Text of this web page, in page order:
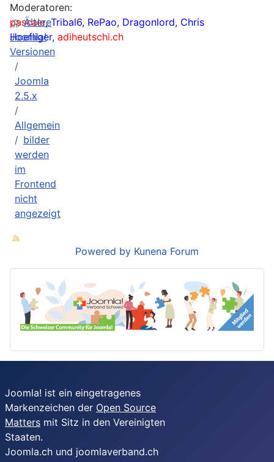
Moderatoren:
pascale,Tribal6, RePao, Dragonlord, Chris
Hoefliger, adiheutschi.ch
Ältere
Joomla!
Versionen
Joomla
2.5.x
Allgemein
bilder
werden
im
Frontend
nicht
angezeigt
Powered by Kunena Forum
Joomla! ist ein eingetragenes
Markenzeichen der Open Source
Matters mit Sitz in den Vereinigten
Staaten.
Joomla.ch und joomlaverband.ch